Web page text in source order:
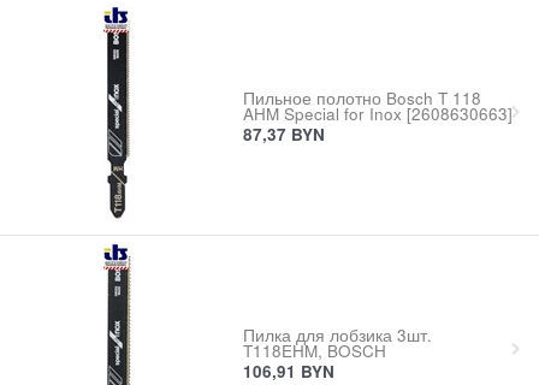
Пильное полотно Bosch T 118
AHM Special for Inox [2608630663]
87,37 BYN
Пилка для лобзика 3шт.
T118EHM, BOSCH
106,91 BYN